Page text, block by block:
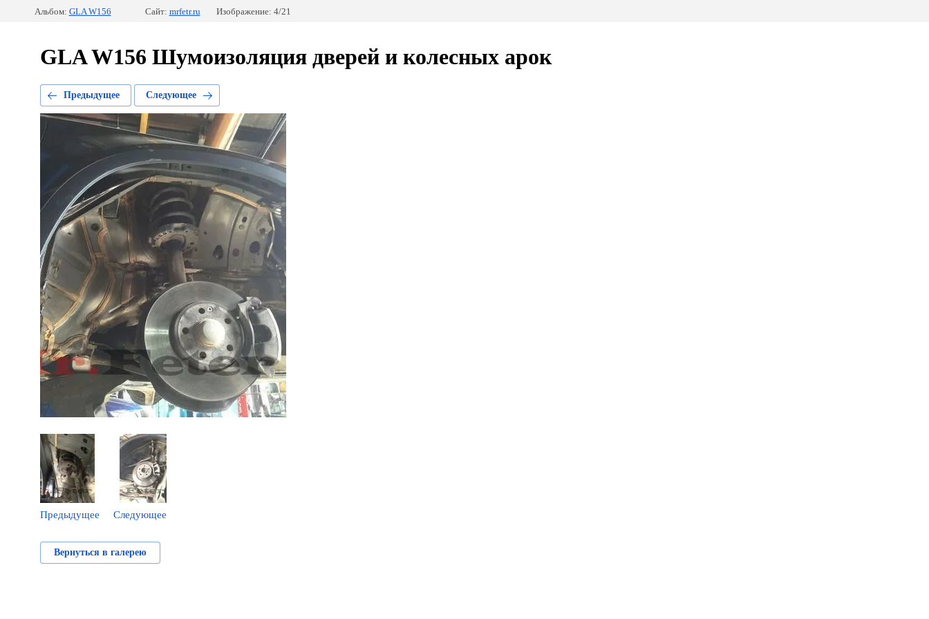
Альбом: GLA W156 Сайт: mrfetr.ru Изображение: 4/21
GLA W156 Шумоизоляция дверей и колесных арок
Предыдущее Следующее
Предыдущее Следующее
Вернуться в галерею